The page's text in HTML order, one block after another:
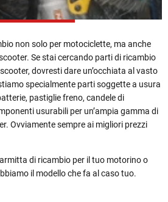
non solo per motociclette, ma anche
Se stai cercando parti di ricambio
dovresti dare un’occhiata al vasto
specialmente parti soggette a usura
pastiglie freno, candele di
usurabili per un’ampia gamma di
Ovviamente sempre ai migliori prezzi
di ricambio per il tuo motorino o
il modello che fa al caso tuo.